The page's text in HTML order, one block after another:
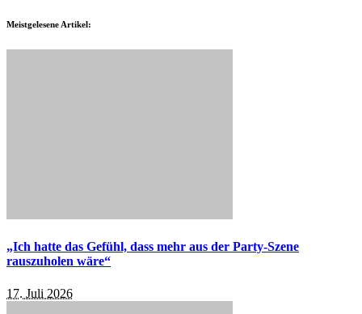
Meistgelesene Artikel:
„Ich hatte das Gefühl, dass mehr aus der Party-Szene
rauszuholen wäre“
17. Juli 2026